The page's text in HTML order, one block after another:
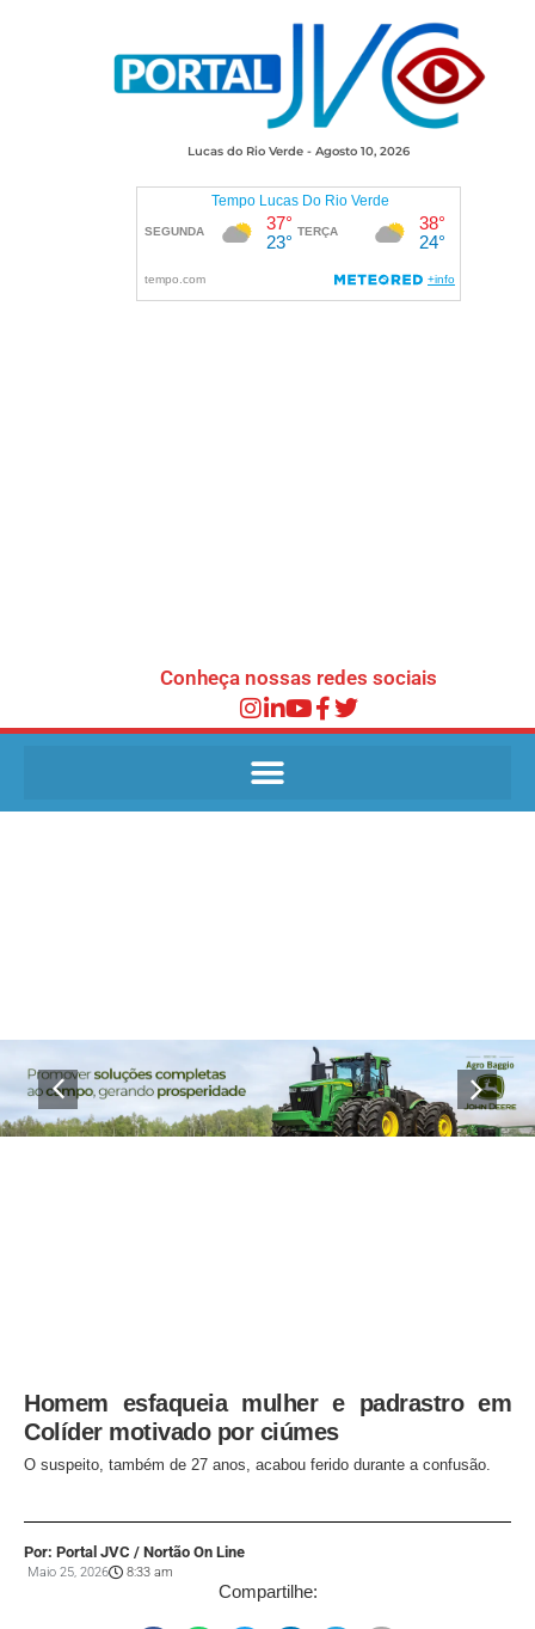
Lucas do Rio Verde - Agosto 10, 2026
Conheça nossas redes sociais
Homem esfaqueia mulher e padrastro em
Colíder motivado por ciúmes
O suspeito, também de 27 anos, acabou ferido durante a confusão.
Por: Portal JVC / Nortão On Line
Maio 25, 2026 8:33 am
Compartilhe: